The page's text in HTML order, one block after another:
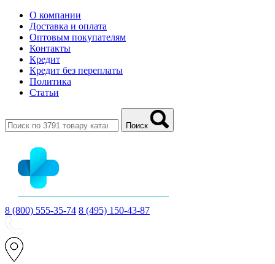
О компании
Доставка и оплата
Оптовым покупателям
Контакты
Кредит
Кредит без переплаты
Политика
Статьи
Поиск
8 (800) 555-35-74 8 (495) 150-43-87